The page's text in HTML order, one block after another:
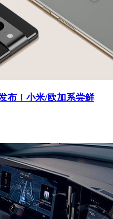
布！小米/欧加系尝鲜